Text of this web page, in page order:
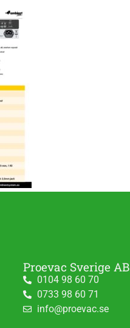
Proevac Sverige AB
0104 98 60 70
0733 98 60 71
info@proevac.se